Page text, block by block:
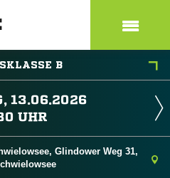
B


Glindower Weg 31,